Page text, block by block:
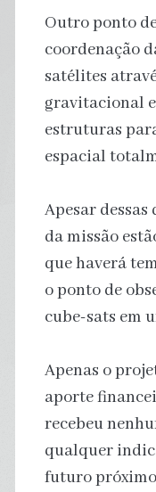
Outro ponto
coordenação
satélites
gravitacional
estruturas
espacial
Apesar dessas
da missão
que haverá
o ponto de
cube-sats em
Apenas o
aporte
recebeu
qualquer
futuro